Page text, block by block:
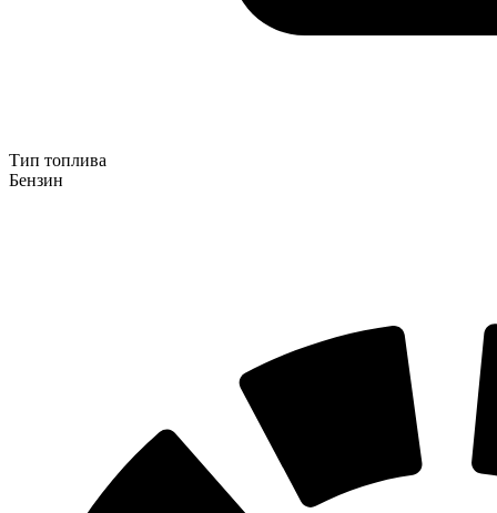
Тип топлива
Бензин